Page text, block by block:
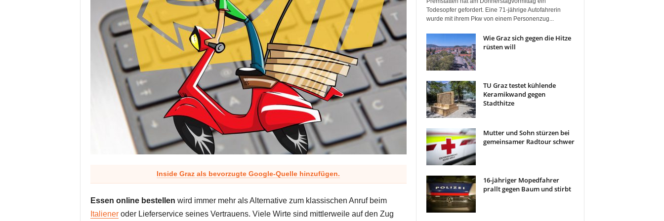
Inside Graz als bevorzugte Google-Quelle hinzufügen.
Essen online bestellen wird immer mehr als Alternative zum klassischen Anruf beim
Italieneroder Lieferservice seines Vertrauens. Viele Wirte sind mittlerweile auf den Zug
Todesopfer gefordert. Eine 71-jährige Autofahrerin
wurde mit ihrem Pkw von einem Personenzug...
Wie Graz sich gegen die Hitze
rüsten will
TU Graz testet kühlende
Keramikwand gegen
Stadthitze
Mutter und Sohn stürzen bei
gemeinsamer Radtour schwer
16-jähriger Mopedfahrer
prallt gegen Baum und stirbt